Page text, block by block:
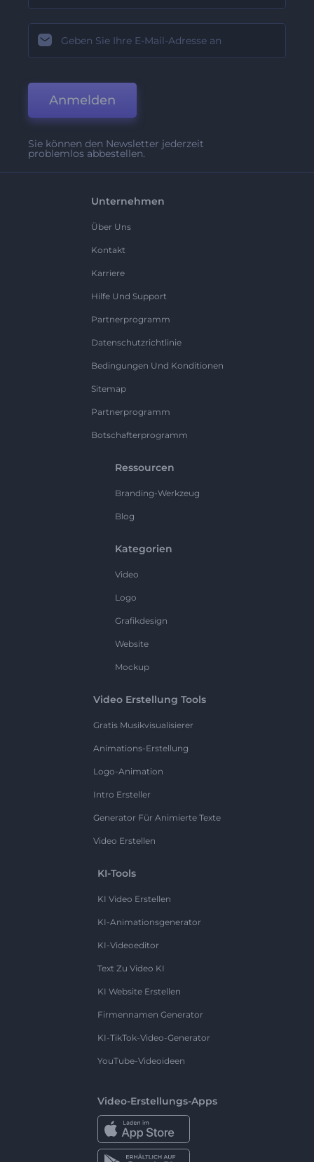
Anmelden
Sie können den Newsletter jederzeit
problemlos abbestellen.
Unternehmen
Über Uns
Kontakt
Karriere
Hilfe Und Support
Partnerprogramm
Datenschutzrichtlinie
Bedingungen Und Konditionen
Sitemap
Partnerprogramm
Botschafterprogramm
Ressourcen
Branding-Werkzeug
Blog
Kategorien
Video
Logo
Grafikdesign
Website
Mockup
Video Erstellung Tools
Gratis Musikvisualisierer
Animations-Erstellung
Logo-Animation
Intro Ersteller
Generator Für Animierte Texte
Video Erstellen
KI-Tools
KI Video Erstellen
KI-Animationsgenerator
KI-Videoeditor
Text Zu Video KI
KI Website Erstellen
Firmennamen Generator
KI-TikTok-Video-Generator
YouTube-Videoideen
Video-Erstellungs-Apps